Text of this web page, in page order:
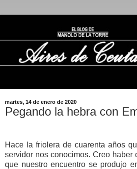
martes, 14 de enero de 2020
Pegando la hebra con
Hace la friolera de cuarenta años
servidor nos conocimos. Creo haber
que nuestro encuentro se produjo